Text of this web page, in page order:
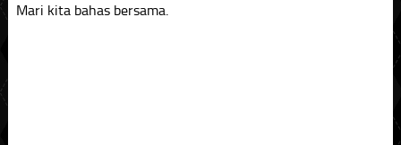
Mari kita bahas bersama.